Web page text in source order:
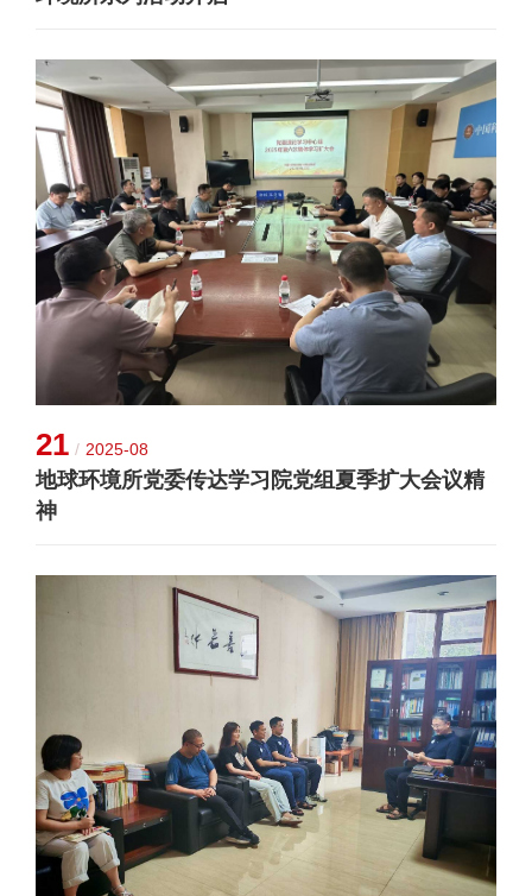
21 / 2025-08
地球环境所党委传达学习院党组夏季扩大会议精
神